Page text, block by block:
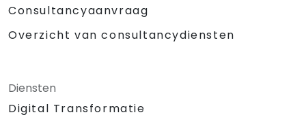
Consultancyaanvraag
Overzicht van consultancydiensten
Diensten
Digital Transformatie